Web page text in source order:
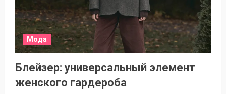
Мода
Блейзер: универсальный элемент
женского гардероба